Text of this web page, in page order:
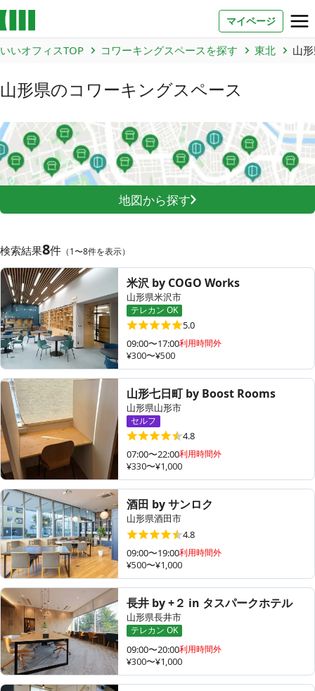
マイページ
よくあるご質問
法人での利用
いいオフィス（コワーキングスペース）
いい会議室（会議室専用スペース）
FCオーナー募集
コワーキング運営DXシステム
E Solution
その他
トピックス
いいオフィスTOP コワーキングスペースを探す 東北 山
山形県のコワーキングスペース
地図から探す
検索結果8件 （1〜8件を表示）
米沢 by COGO Works
山形県米沢市
テレカン OK
5.0
09:00〜17:00利用時間外
¥300〜¥500
山形七日町 by Boost Rooms
山形県山形市
セルフ
4.8
07:00〜22:00利用時間外
¥330〜¥1,000
酒田 by サンロク
山形県酒田市
4.8
09:00〜19:00利用時間外
¥500〜¥1,000
長井 by +２ in タスパークホテル
山形県長井市
テレカン OK
09:00〜20:00利用時間外
¥300〜¥1,000